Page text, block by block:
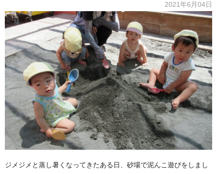
2021年6月04日
ジメジメと蒸し暑くなってきたある日、砂場で泥んこ遊びをしまし